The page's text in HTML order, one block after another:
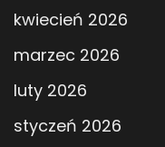
kwiecień 2026
marzec 2026
luty 2026
styczeń 2026